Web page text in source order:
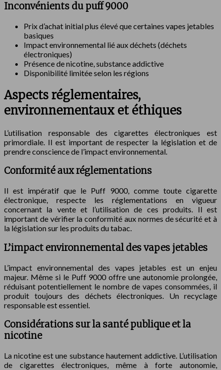
Inconvénients du puff 9000
Prix d’achat initial plus élevé que certaines vapes jetables
basiques
Impact environnemental lié aux déchets (déchets
électroniques)
Présence de nicotine, substance addictive
Disponibilité limitée selon les régions
Aspects réglementaires,
environnementaux et éthiques
L’utilisation responsable des cigarettes électroniques est
primordiale. Il est important de respecter la législation et de
prendre conscience de l’impact environnemental.
Conformité aux réglementations
Il est impératif que le Puff 9000, comme toute cigarette
électronique, respecte les réglementations en vigueur
concernant la vente et l’utilisation de ces produits. Il est
important de vérifier la conformité aux normes de sécurité et à
la législation sur les produits du tabac.
L’impact environnemental des vapes jetables
L’impact environnemental des vapes jetables est un enjeu
majeur. Même si le Puff 9000 offre une autonomie prolongée,
réduisant potentiellement le nombre de vapes consommées, il
produit toujours des déchets électroniques. Un recyclage
responsable est essentiel.
Considérations sur la santé publique et la
nicotine
La nicotine est une substance hautement addictive. L’utilisation
de cigarettes électroniques, même à forte autonomie,